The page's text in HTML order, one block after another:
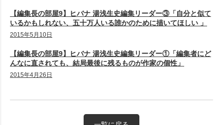
【編集長の部屋9】ヒバナ 湯浅生史編集リーダー③「自分と似て
いるかもしれない、五十万人いる誰かのために描いてほしい 」
2015年5月10日
【編集長の部屋9】ヒバナ 湯浅生史編集リーダー①「編集者にど
んなに直されても、結局最後に残るものが作家の個性」
2015年4月26日